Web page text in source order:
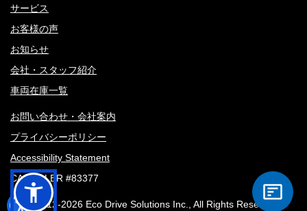
サービス
お客様の声
お知らせ
会社・スタッフ紹介
車両在庫一覧
お問い合わせ・会社案内
プライバシーポリシー
Accessibility Statement
CA DEALER #83377
© 2012-2026 Eco Drive Solutions Inc., All Rights Reserved.